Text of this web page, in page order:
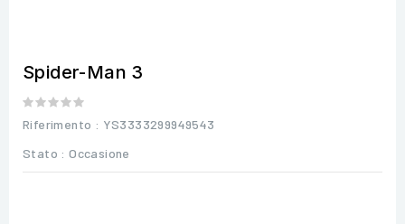
Spider-Man 3
Riferimento : YS3333299949543
Stato : Occasione